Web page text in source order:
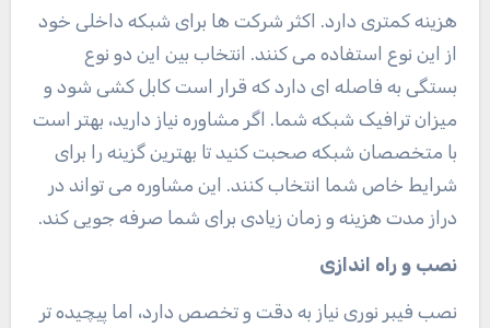
هزینه کمتری دارد. اکثر شرکت ها برای شبکه داخلی خود
از این نوع استفاده می کنند. انتخاب بین این دو نوع
بستگی به فاصله ای دارد که قرار است کابل کشی شود و
میزان ترافیک شبکه شما. اگر مشاوره نیاز دارید، بهتر است
با متخصصان شبکه صحبت کنید تا بهترین گزینه را برای
شرایط خاص شما انتخاب کنند. این مشاوره می تواند در
دراز مدت هزینه و زمان زیادی برای شما صرفه جویی کند.
نصب و راه اندازی
نصب فیبر نوری نیاز به دقت و تخصص دارد، اما پیچیده تر